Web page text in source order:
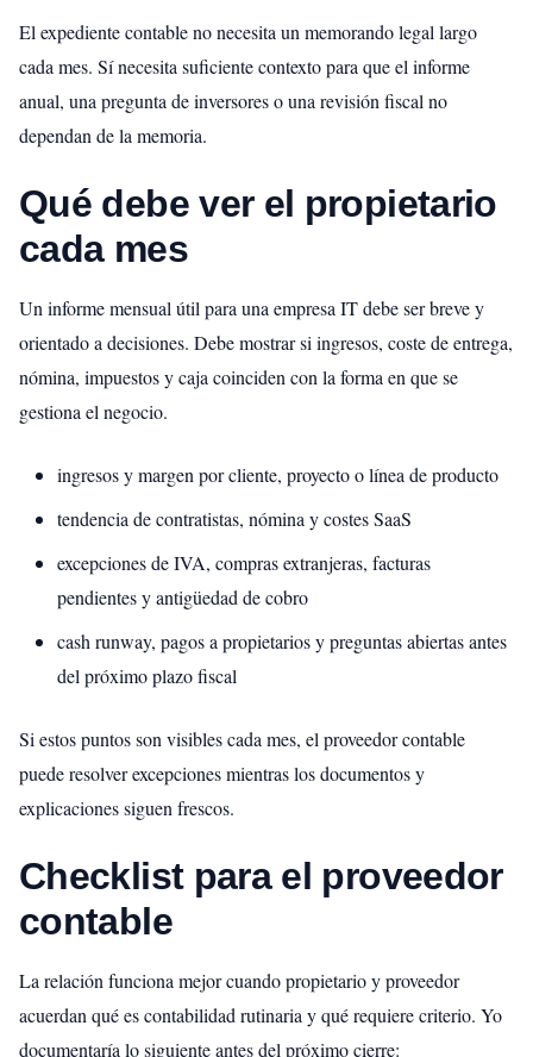
El expediente contable no necesita un memorando legal largo
cada mes. Sí necesita suficiente contexto para que el informe
anual, una pregunta de inversores o una revisión fiscal no
dependan de la memoria.
Qué debe ver el propietario
cada mes
Un informe mensual útil para una empresa IT debe ser breve y
orientado a decisiones. Debe mostrar si ingresos, coste de entrega,
nómina, impuestos y caja coinciden con la forma en que se
gestiona el negocio.
ingresos y margen por cliente, proyecto o línea de producto
tendencia de contratistas, nómina y costes SaaS
excepciones de IVA, compras extranjeras, facturas
pendientes y antigüedad de cobro
cash runway, pagos a propietarios y preguntas abiertas antes
del próximo plazo fiscal
Si estos puntos son visibles cada mes, el proveedor contable
puede resolver excepciones mientras los documentos y
explicaciones siguen frescos.
Checklist para el proveedor
contable
La relación funciona mejor cuando propietario y proveedor
acuerdan qué es contabilidad rutinaria y qué requiere criterio. Yo
documentaría lo siguiente antes del próximo cierre: